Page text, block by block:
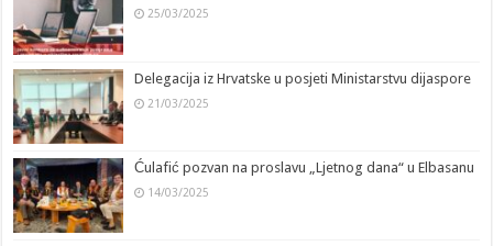
25/03/2025
Delegacija iz Hrvatske u posjeti Ministarstvu dijaspore
21/03/2025
Ćulafić pozvan na proslavu „Ljetnog dana“ u Elbasanu
14/03/2025